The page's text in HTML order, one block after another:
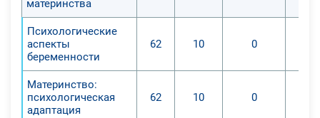
материнства
Психологические
аспекты
беременности
62 10 0
Материнство:
психологическая
адаптация
62 10 0